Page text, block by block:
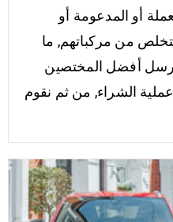
أو المدعومة أو
من مركباتهم, ما
أفضل المختصين
الشراء, من ثم نقوم